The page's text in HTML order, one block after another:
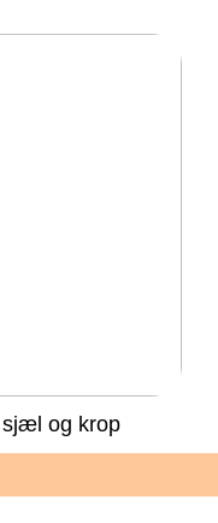
sjæl og krop